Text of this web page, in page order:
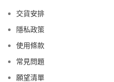
交貨安排
隱私政策
使用條款
常見問題
願望清單